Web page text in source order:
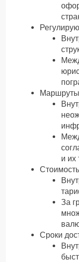
Маршруты
и их
За
Сроки